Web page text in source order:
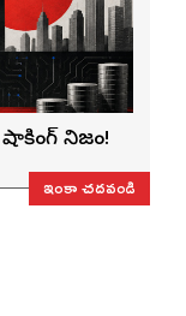
నిజం!
ఇంకా చదవండి